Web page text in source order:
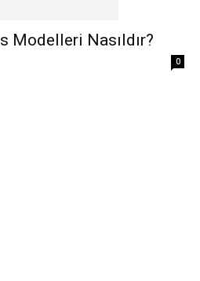
Modelleri Nasıldır?
0